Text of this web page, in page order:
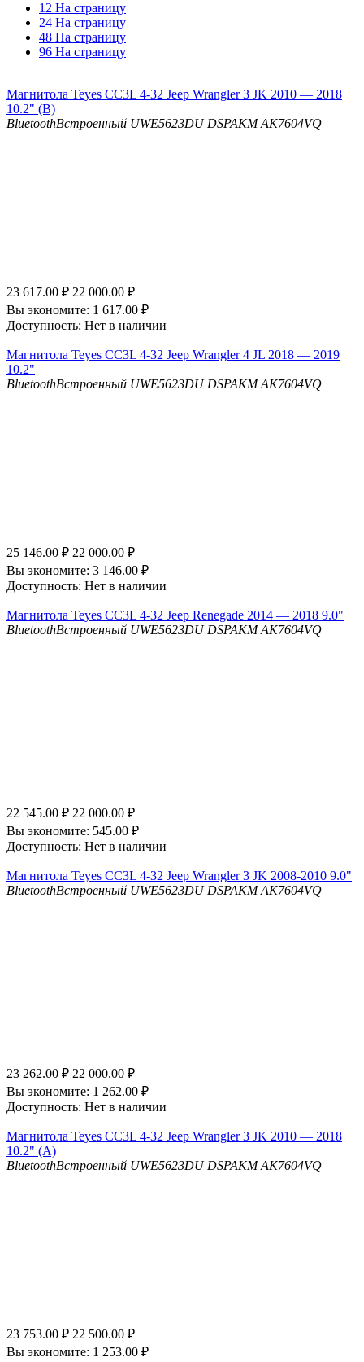
12 На страницу
24 На страницу
48 На страницу
96 На страницу
Магнитола Teyes CC3L 4-32 Jeep Wrangler 3 JK 2010 — 2018
10.2" (B)
BluetoothВстроенный UWE5623DU DSPAKM AK7604VQ
23 617.00 ₽ 22 000.00 ₽
Вы экономите: 1 617.00 ₽
Доступность: Нет в наличии
Магнитола Teyes CC3L 4-32 Jeep Wrangler 4 JL 2018 — 2019
10.2"
BluetoothВстроенный UWE5623DU DSPAKM AK7604VQ
25 146.00 ₽ 22 000.00 ₽
Вы экономите: 3 146.00 ₽
Доступность: Нет в наличии
Магнитола Teyes CC3L 4-32 Jeep Renegade 2014 — 2018 9.0"
BluetoothВстроенный UWE5623DU DSPAKM AK7604VQ
22 545.00 ₽ 22 000.00 ₽
Вы экономите: 545.00 ₽
Доступность: Нет в наличии
Магнитола Teyes CC3L 4-32 Jeep Wrangler 3 JK 2008-2010 9.0"
BluetoothВстроенный UWE5623DU DSPAKM AK7604VQ
23 262.00 ₽ 22 000.00 ₽
Вы экономите: 1 262.00 ₽
Доступность: Нет в наличии
Магнитола Teyes CC3L 4-32 Jeep Wrangler 3 JK 2010 — 2018
10.2" (A)
BluetoothВстроенный UWE5623DU DSPAKM AK7604VQ
23 753.00 ₽ 22 500.00 ₽
Вы экономите: 1 253.00 ₽